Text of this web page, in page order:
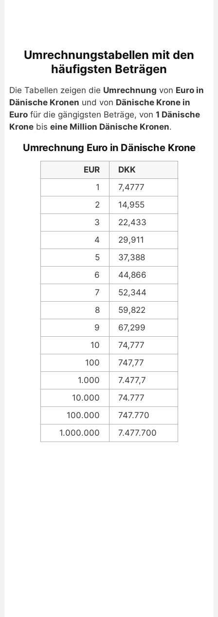
Umrechnungstabellen mit den
häufigsten Beträgen
Die Tabellen zeigen die Umrechnung von Euro in
Dänische Kronen und von Dänische Krone in
Eurofür die gängigsten Beträge, von 1 Dänische
Kronebis eine Million Dänische Kronen.
Umrechnung Euro in Dänische Krone
EUR
DKK
1
7,4777
2
14,955
3
22,433
4
29,911
5
37,388
6
44,866
7
52,344
8
59,822
9
67,299
10
74,777
100
747,77
1.000
7.477,7
10.000
74.777
100.000
747.770
1.000.000
7.477.700